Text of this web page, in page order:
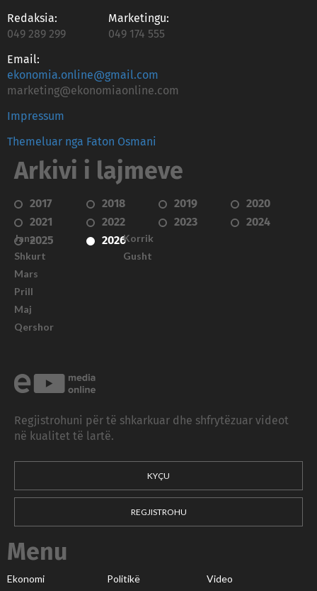
Redaksia:
049 289 299
Marketingu:
049 174 555
Email:
ekonomia.online@gmail.com
marketing@ekonomiaonline.com
Impressum
Themeluar nga Faton Osmani
Arkivi i lajmeve
2017 2018 2019
2020
2021
2022 2023
2024
2025
2026
Janar
Shkurt
Mars
Prill
Maj
Qershor
Korrik
Gusht
Regjistrohuni për të shkarkuar dhe shfrytëzuar videot
në kualitet të lartë.
KYÇU
REGJISTROHU
Menu
Ekonomi Politikë Video